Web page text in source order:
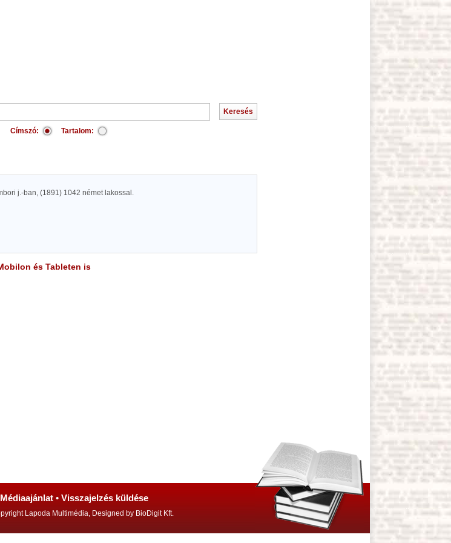
Címszó: Tartalom:
j.-ban, (1891) 1042 német lakossal.
és Tableten is
Médiaajánlat • Visszajelzés küldése
Lapoda Multimédia, Designed by BioDigit Kft.